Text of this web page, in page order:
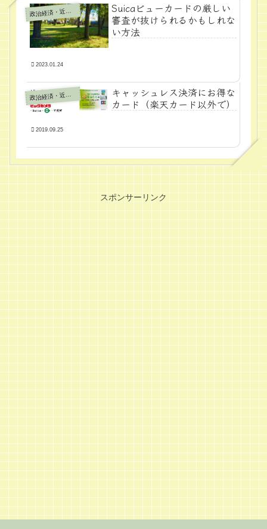
政
治経済・近代学問
Suicaビューカードの厳しい
審査が抜けられるかもしれな
い方法
2023.01.24
政
治経済・近代学問
キャッシュレス決済にお得な
カード（楽天カード以外で）
2019.09.25
スポンサーリンク